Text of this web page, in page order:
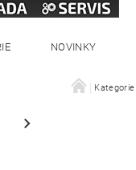
NOVINKY
PODMÍNKY Kategorie